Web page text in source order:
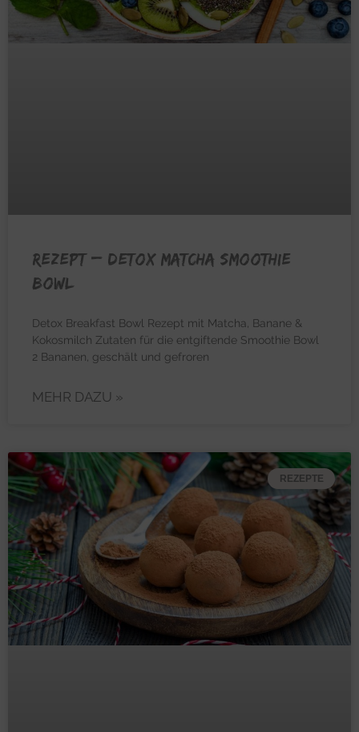
REZEPT – Detox Matcha Smoothie
Bowl
Detox Breakfast Bowl Rezept mit Matcha, Banane &
Kokosmilch Zutaten für die entgiftende Smoothie Bowl
2 Bananen, geschält und gefroren
MEHR DAZU »
REZEPTE